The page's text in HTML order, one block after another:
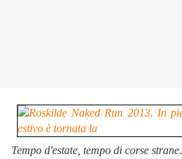
Tempo d'estate, tempo di corse strane.